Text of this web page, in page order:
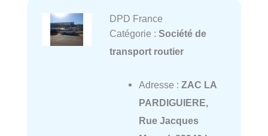
DPD France
Catégorie : Société de
transport routier
Adresse : ZAC LA
PARDIGUIERE,
Rue Jacques